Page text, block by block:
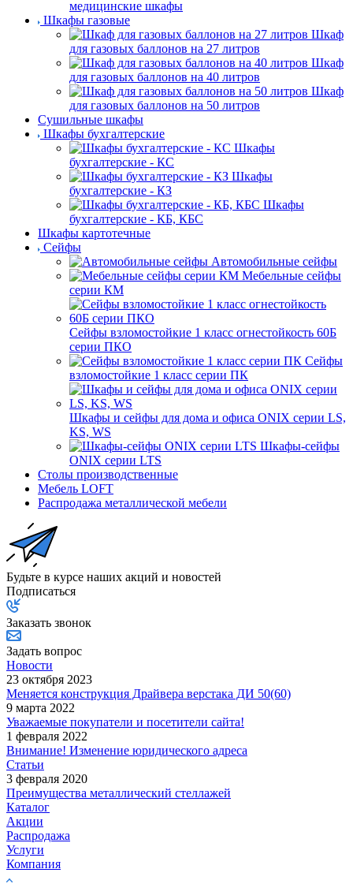
медицинские шкафы
Шкафы газовые
Шкаф
для газовых баллонов на 27 литров
Шкаф
для газовых баллонов на 40 литров
Шкаф
для газовых баллонов на 50 литров
Сушильные шкафы
Шкафы бухгалтерские
Шкафы
бухгалтерские - КС
Шкафы
бухгалтерские - КЗ
Шкафы
бухгалтерские - КБ, КБС
Шкафы картотечные
Сейфы
Автомобильные сейфы
Мебельные сейфы
серии КМ
Сейфы взломостойкие 1 класс огнестойкость 60Б
серии ПКО
Сейфы
взломостойкие 1 класс серии ПК
Шкафы и сейфы для дома и офиса ONIX серии LS,
KS, WS
Шкафы-сейфы
ONIX серии LTS
Столы производственные
Мебель LOFT
Распродажа металлической мебели
Будьте в курсе наших акций и новостей
Подписаться
Заказать звонок
Задать вопрос
Новости
23 октября 2023
Меняется конструкция Драйвера верстака ДИ 50(60)
9 марта 2022
Уважаемые покупатели и посетители сайта!
1 февраля 2022
Внимание! Изменение юридического адреса
Статьи
3 февраля 2020
Преимущества металлический стеллажей
Каталог
Акции
Распродажа
Услуги
Компания